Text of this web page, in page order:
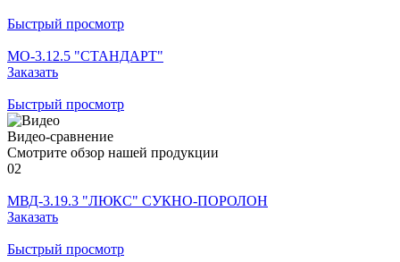
Быстрый просмотр
МО-3.12.5 "СТАНДАРТ"
Заказать
Быстрый просмотр
Видео-сравнение
Смотрите обзор нашей продукции
02
МВД-3.19.3 "ЛЮКС" СУКНО-ПОРОЛОН
Заказать
Быстрый просмотр